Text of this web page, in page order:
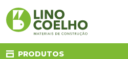
PRODUTOS